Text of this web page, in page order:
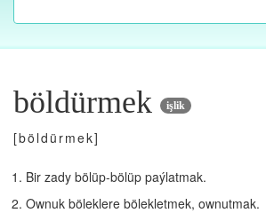
böldürmek işlik
[böldürmek]
Bir zady bölüp-bölüp paýlatmak.
Ownuk böleklere bölekletmek, ownutmak.